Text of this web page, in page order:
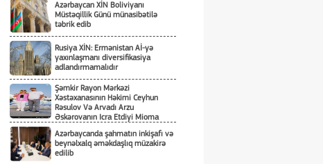
Azərbaycan XİN Boliviyanı
Müstəqillik Günü münasibətilə
təbrik edib
Rusiya XİN: Ermənistan Aİ-yə
yaxınlaşmanı diversifikasiya
adlandırmamalıdır
Şəmkir Rayon Mərkəzi
Xəstəxanasının Həkimi Ceyhun
Rəsulov Və Arvadı Arzu
Əskərovanın Icra Etdiyi Mioma
Ölümü Ilə Bağlı Şəmkir Rayon
Prokrurluğunda Araşdırma Aparılır
Azərbaycanda şahmatın inkişafı və
beynəlxalq əməkdaşlıq müzakirə
edilib